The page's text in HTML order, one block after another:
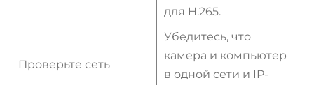
для H.265.
Проверьте сеть
Убедитесь, что
камера и компьютер
в одной сети и IP-